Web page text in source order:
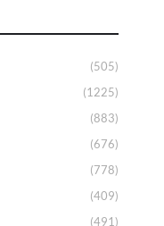
(505)
(1225)
(883)
(676)
(778)
(409)
(491)